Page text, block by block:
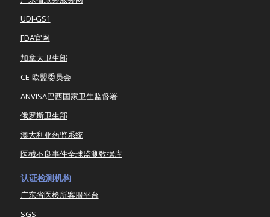
UDI-GS1
FDA官网
加拿大卫生部
CE-欧盟委员会
ANVISA巴西国家卫生监督署
俄罗斯卫生部
澳大利亚药监系统
医械不良事件全球监测数据库
认证检测机构
广东省医检所客服平台
SGS